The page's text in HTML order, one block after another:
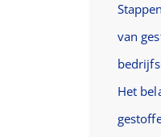
van
Het